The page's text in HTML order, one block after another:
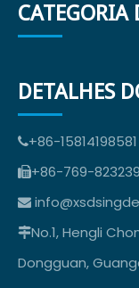
CATEGORIA
DETALHES
+86-15814198581
+86-769-

No.1, Hengli
Dongguan,